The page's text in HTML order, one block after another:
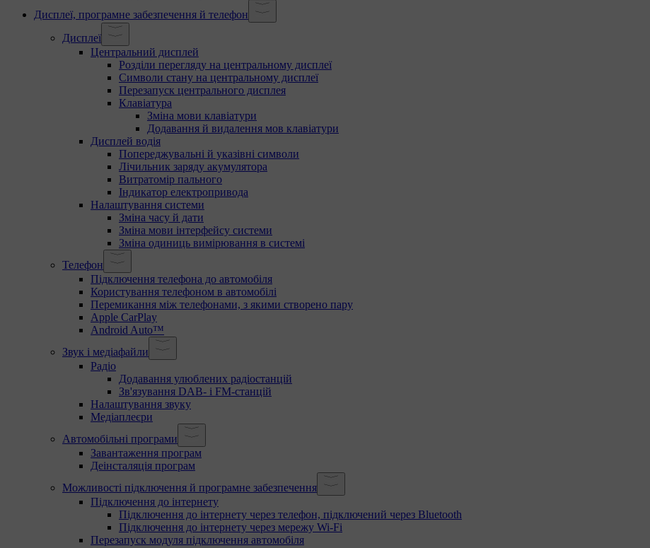
Дисплеї, програмне забезпечення й телефон
Дисплеї
Центральний дисплей
Розділи перегляду на центральному дисплеї
Символи стану на центральному дисплеї
Перезапуск центрального дисплея
Клавіатура
Зміна мови клавіатури
Додавання й видалення мов клавіатури
Дисплей водія
Попереджувальні й указівні символи
Лічильник заряду акумулятора
Витратомір пального
Індикатор електропривода
Налаштування системи
Зміна часу й дати
Зміна мови інтерфейсу системи
Зміна одиниць вимірювання в системі
Телефон
Підключення телефона до автомобіля
Користування телефоном в автомобілі
Перемикання між телефонами, з якими створено пару
Apple CarPlay
Android Auto™
Звук і медіафайли
Радіо
Додавання улюблених радіостанцій
Зв'язування DAB- і FM-станцій
Налаштування звуку
Медіаплеєри
Автомобільні програми
Завантаження програм
Деінсталяція програм
Можливості підключення й програмне забезпечення
Підключення до інтернету
Підключення до інтернету через телефон, підключений через Bluetooth
Підключення до інтернету через мережу Wi-Fi
Перезапуск модуля підключення автомобіля